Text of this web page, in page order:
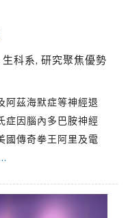
生科系, 研究聚焦優勢
阿茲海默症等神經退
症因腦內多巴胺神經
國傳奇拳王阿里及電